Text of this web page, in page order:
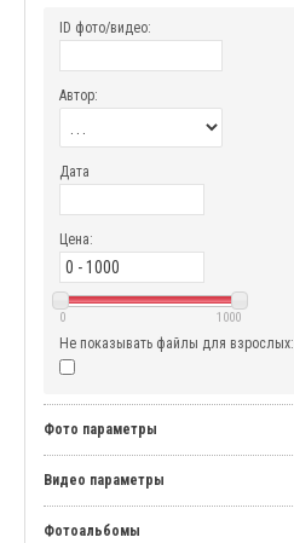
ID фото/видео:
Автор:
Дата
Цена:
0 1000
Не показывать файлы для взрослых:
Фото параметры
Видео параметры
Фотоальбомы